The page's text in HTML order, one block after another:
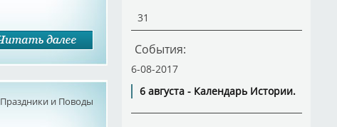
Праздники и Поводы
31
События:
6-08-2017
6 августа - Календарь Истории.